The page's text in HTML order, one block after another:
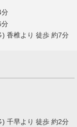
分
分
香椎より 徒歩 約7分
千早より 徒歩 約2分